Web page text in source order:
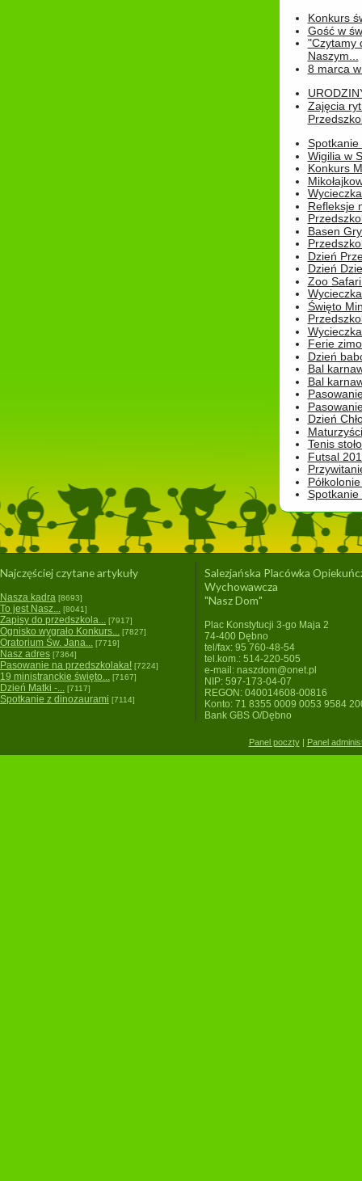
Konkurs
Gość w
"Czytamy
Naszym...
8 marca
Zajęcia
Spotkanie
Wigilia w
Konkurs
Refleksje
Basen
Dzień
Dzień
Zoo
Święto
Ferie
Dzień
Bal
Bal
Dzień
Tenis
Futsal
Najczęściej czytane artykuły
Nasza kadra [8693]
To jest Nasz... [8041]
Zapisy do przedszkola... [7917]
Ognisko wygrało Konkurs... [7827]
Oratorium Św. Jana... [7719]
Nasz adres [7364]
Pasowanie na przedszkolaka! [7224]
19 ministranckie święto... [7167]
Dzień Matki -... [7117]
Spotkanie z dinozaurami [7114]
Salezjańska Placówka
Wychowawcza
"Nasz Dom"
Plac Konstytucji 3-go Maja 2
74-400 Dębno
tel/fax: 95 760-48-54
tel.kom.: 514-220-505
e-mail: naszdom@onet.pl
NIP: 597-173-04-07
REGON: 040014608-00816
Konto: 71 8355 0009 0053 9584
Bank GBS O/Dębno
Panel poczty| Panel